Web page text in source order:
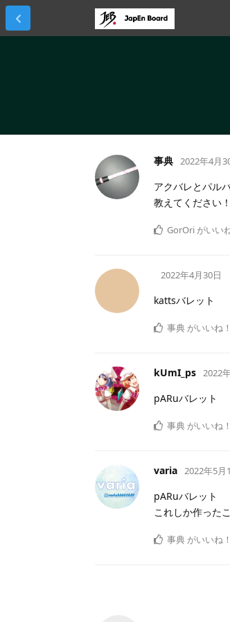
事典 2022年4月
アクバレとパル
教えてください！
GorOri がいい
2022年4月30日
kattsバレット
事典 がいいね
kUmI_ps 2022
pARuバレット
事典 がいいね
varia 2022年5月
pARuバレット
これしか作った
事典 がいいね